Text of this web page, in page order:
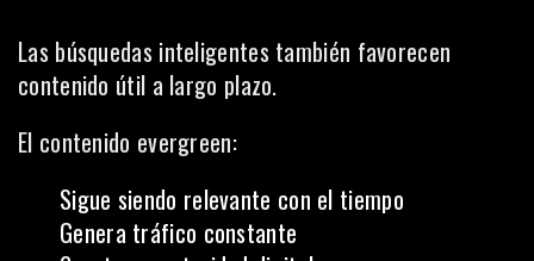
Las búsquedas inteligentes también favorecen
contenido útil a largo plazo.
El contenido evergreen:
Sigue siendo relevante con el tiempo
Genera tráfico constante